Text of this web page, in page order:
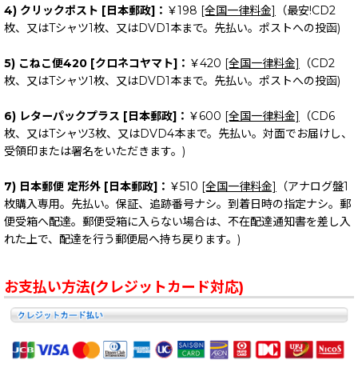
4) クリックポスト [日本郵政]： ￥198 [全国一律料金]
（最安!CD2
枚、又はTシャツ1枚、又はDVD1本まで。先払い。ポストへの投函)
5) こねこ便420 [クロネコヤマト]： ￥420 [全国一律料金]
（CD2
枚、又はTシャツ1枚、又はDVD1本まで。先払い。ポストへの投函)
6) レターパックプラス [日本郵政]： ￥600 [全国一律料金]
（CD6
枚、又はTシャツ3枚、又はDVD4本まで。先払い。対面でお届けし、
受領印または署名をいただきます。)
7) 日本郵便 定形外 [日本郵政]： ￥510 [全国一律料金]
（アナログ盤1
枚購入専用。先払い。保証、追跡番号ナシ。到着日時の指定ナシ。郵
便受箱へ配達。郵便受箱に入らない場合は、不在配達通知書を差し入
れた上で、配達を行う郵便局へ持ち戻ります。)
お支払い方法(クレジットカード対応)